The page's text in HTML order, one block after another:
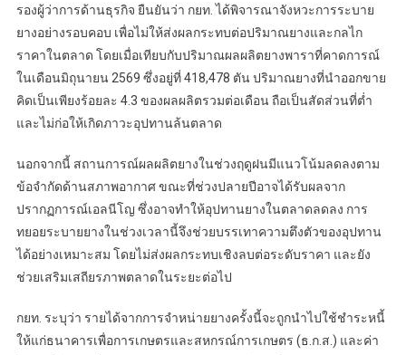
รองผู้ว่าการด้านธุรกิจ ยืนยันว่า กยท. ได้พิจารณาจังหวะการระบาย
ยางอย่างรอบคอบ เพื่อไม่ให้ส่งผลกระทบต่อปริมาณยางและกลไก
ราคาในตลาด โดยเมื่อเทียบกับปริมาณผลผลิตยางพาราที่คาดการณ์
ในเดือนมิถุนายน 2569 ซึ่งอยู่ที่ 418,478 ตัน ปริมาณยางที่นำออกขาย
คิดเป็นเพียงร้อยละ 4.3 ของผลผลิตรวมต่อเดือน ถือเป็นสัดส่วนที่ต่ำ
และไม่ก่อให้เกิดภาวะอุปทานล้นตลาด
นอกจากนี้ สถานการณ์ผลผลิตยางในช่วงฤดูฝนมีแนวโน้มลดลงตาม
ข้อจำกัดด้านสภาพอากาศ ขณะที่ช่วงปลายปีอาจได้รับผลจาก
ปรากฏการณ์เอลนีโญ ซึ่งอาจทำให้อุปทานยางในตลาดลดลง การ
ทยอยระบายยางในช่วงเวลานี้จึงช่วยบรรเทาความตึงตัวของอุปทาน
ได้อย่างเหมาะสม โดยไม่ส่งผลกระทบเชิงลบต่อระดับราคา และยัง
ช่วยเสริมเสถียรภาพตลาดในระยะต่อไป
กยท. ระบุว่า รายได้จากการจำหน่ายยางครั้งนี้จะถูกนำไปใช้ชำระหนี้
ให้แก่ธนาคารเพื่อการเกษตรและสหกรณ์การเกษตร (ธ.ก.ส.) และค่า